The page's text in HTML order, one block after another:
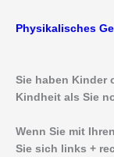
Physikalisches
Sie haben Kinder
Kindheit als Sie
Wenn Sie mit
Sie sich links +